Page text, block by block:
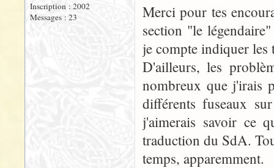
Inscription : 2002
Messages : 23
Merci pour tes
section "le
je compte indiquer
D'ailleurs, les
nombreux que j'irais
différents fuseaux
j'aimerais savoir ce
traduction du SdA.
temps, apparemment.